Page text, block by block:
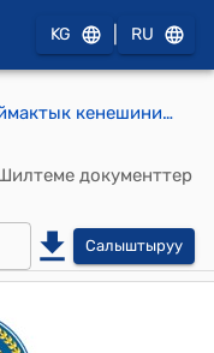
KG RU
Кен-Арал айылдык аймактык кенешинин 2023-жыл 13-февралындагы № 4 "Социалдык объектилерге бөлүнгөн жер аянтын трансформациялоо боюнча" токтому
документтер
Салыштыруу